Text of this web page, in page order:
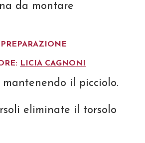
da montare
PREPARAZIONE
LICIA CAGNONI
il picciolo.
eliminate il torsolo